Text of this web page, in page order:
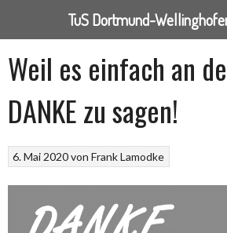
zum
Inhalt
Weil es einfach an
DANKE zu sagen!
6. Mai 2020vonFrank Lamodke
TuS Dortmund-